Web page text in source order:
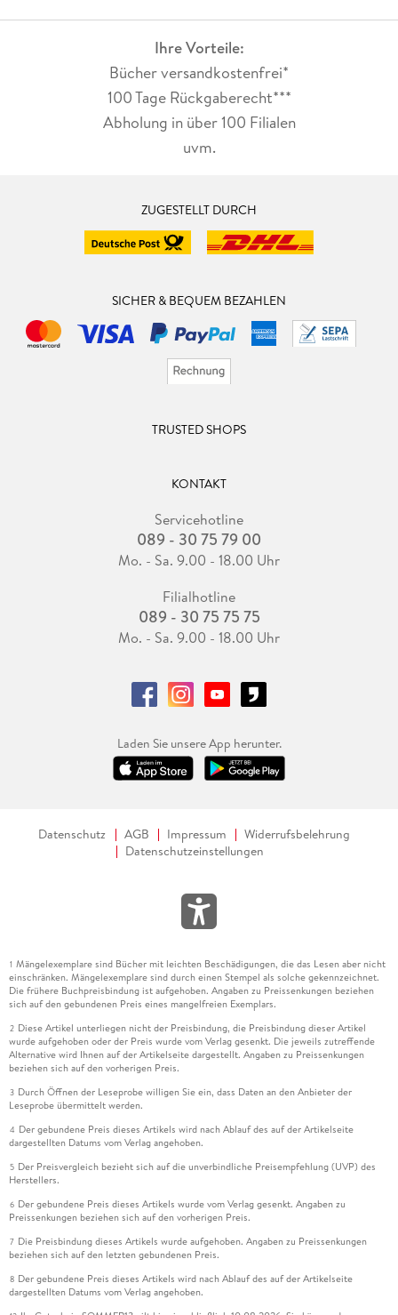
Ihre Vorteile:
Bücher versandkostenfrei*
100 Tage Rückgaberecht***
Abholung in über 100 Filialen
uvm.
ZUGESTELLT DURCH
SICHER & BEQUEM BEZAHLEN
TRUSTED SHOPS
KONTAKT
Servicehotline
089 - 30 75 79 00
Mo. - Sa. 9.00 - 18.00 Uhr
Filialhotline
089 - 30 75 75 75
Mo. - Sa. 9.00 - 18.00 Uhr
Laden Sie unsere App herunter.
Datenschutz AGB Impressum
Widerrufsbelehrung
Datenschutzeinstellungen
1 Mängelexemplare sind Bücher mit leichten Beschädigungen, die das Lesen aber nicht
einschränken. Mängelexemplare sind durch einen Stempel als solche gekennzeichnet.
Die frühere Buchpreisbindung ist aufgehoben. Angaben zu Preissenkungen beziehen
sich auf den gebundenen Preis eines mangelfreien Exemplars.
2 Diese Artikel unterliegen nicht der Preisbindung, die Preisbindung dieser Artikel
wurde aufgehoben oder der Preis wurde vom Verlag gesenkt. Die jeweils zutreffende
Alternative wird Ihnen auf der Artikelseite dargestellt. Angaben zu Preissenkungen
beziehen sich auf den vorherigen Preis.
3 Durch Öffnen der Leseprobe willigen Sie ein, dass Daten an den Anbieter der
Leseprobe übermittelt werden.
4 Der gebundene Preis dieses Artikels wird nach Ablauf des auf der Artikelseite
dargestellten Datums vom Verlag angehoben.
5 Der Preisvergleich bezieht sich auf die unverbindliche Preisempfehlung (UVP) des
Herstellers.
6 Der gebundene Preis dieses Artikels wurde vom Verlag gesenkt. Angaben zu
Preissenkungen beziehen sich auf den vorherigen Preis.
7 Die Preisbindung dieses Artikels wurde aufgehoben. Angaben zu Preissenkungen
beziehen sich auf den letzten gebundenen Preis.
8 Der gebundene Preis dieses Artikels wird nach Ablauf des auf der Artikelseite
dargestellten Datums vom Verlag angehoben.